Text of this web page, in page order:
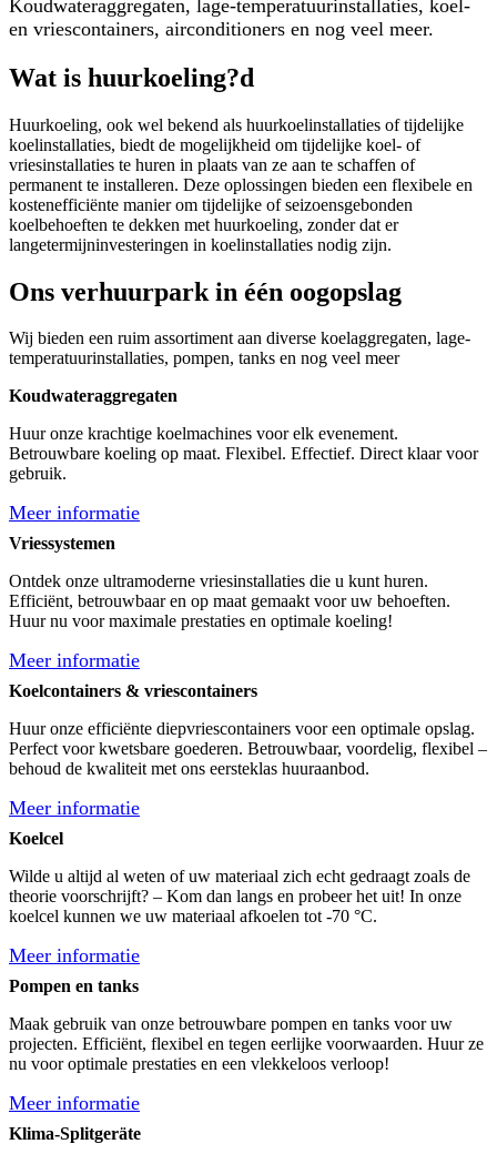
Koudwateraggregaten, lage-temperatuurinstallaties, koel-
en vriescontainers, airconditioners en nog veel meer.
Wat is huurkoeling?d
Huurkoeling, ook wel bekend als huurkoelinstallaties of tijdelijke
koelinstallaties, biedt de mogelijkheid om tijdelijke koel- of
vriesinstallaties te huren in plaats van ze aan te schaffen of
permanent te installeren. Deze oplossingen bieden een flexibele en
kostenefficiënte manier om tijdelijke of seizoensgebonden
koelbehoeften te dekken met huurkoeling, zonder dat er
langetermijninvesteringen in koelinstallaties nodig zijn.
Ons verhuurpark in één oogopslag
Wij bieden een ruim assortiment aan diverse koelaggregaten, lage-
temperatuurinstallaties, pompen, tanks en nog veel meer
Koudwateraggregaten
Huur onze krachtige koelmachines voor elk evenement.
Betrouwbare koeling op maat. Flexibel. Effectief. Direct klaar voor
gebruik.
Meer informatie
Vriessystemen
Ontdek onze ultramoderne vriesinstallaties die u kunt huren.
Efficiënt, betrouwbaar en op maat gemaakt voor uw behoeften.
Huur nu voor maximale prestaties en optimale koeling!
Meer informatie
Koelcontainers & vriescontainers
Huur onze efficiënte diepvriescontainers voor een optimale opslag.
Perfect voor kwetsbare goederen. Betrouwbaar, voordelig, flexibel –
behoud de kwaliteit met ons eersteklas huuraanbod.
Meer informatie
Koelcel
Wilde u altijd al weten of uw materiaal zich echt gedraagt zoals de
theorie voorschrijft? – Kom dan langs en probeer het uit! In onze
koelcel kunnen we uw materiaal afkoelen tot -70 °C.
Meer informatie
Pompen en tanks
Maak gebruik van onze betrouwbare pompen en tanks voor uw
projecten. Efficiënt, flexibel en tegen eerlijke voorwaarden. Huur ze
nu voor optimale prestaties en een vlekkeloos verloop!
Meer informatie
Klima-Splitgeräte